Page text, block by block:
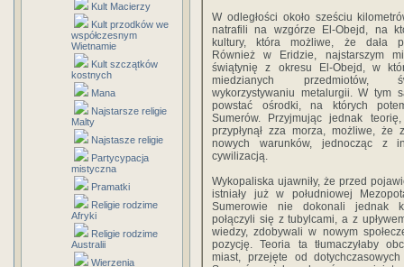
Kult Macierzy
Kult przodków we
współczesnym
Wietnamie
Kult szczątków
kostnych
Mana
Najstarsze religie
Malty
Najstasze religie
Partycypacja
mistyczna
Pramatki
Religie rodzime
Afryki
Religie rodzime
Australii
Wierzenia
W odległości około sześciu
natrafili na wzgórze El-Obejd, na
kultury, która możliwe, że dała
Również w Eridzie, najstarszym
świątynię z okresu El-Obejd, w
miedzianych przedmiotów,
wykorzystywaniu metalurgii. W tym
powstać ośrodki, na których
Sumerów. Przyjmując jednak
przypłynął zza morza, możliwe, że
nowych warunków, jednocząc z
cywilizacją.
Wykopaliska ujawniły, że przed
istniały już w południowej
Sumerowie nie dokonali jednak
połączyli się z tubylcami, a z
wiedzy, zdobywali w nowym
pozycję. Teoria ta tłumaczyłaby
miast, przejęte od dotychczasowych